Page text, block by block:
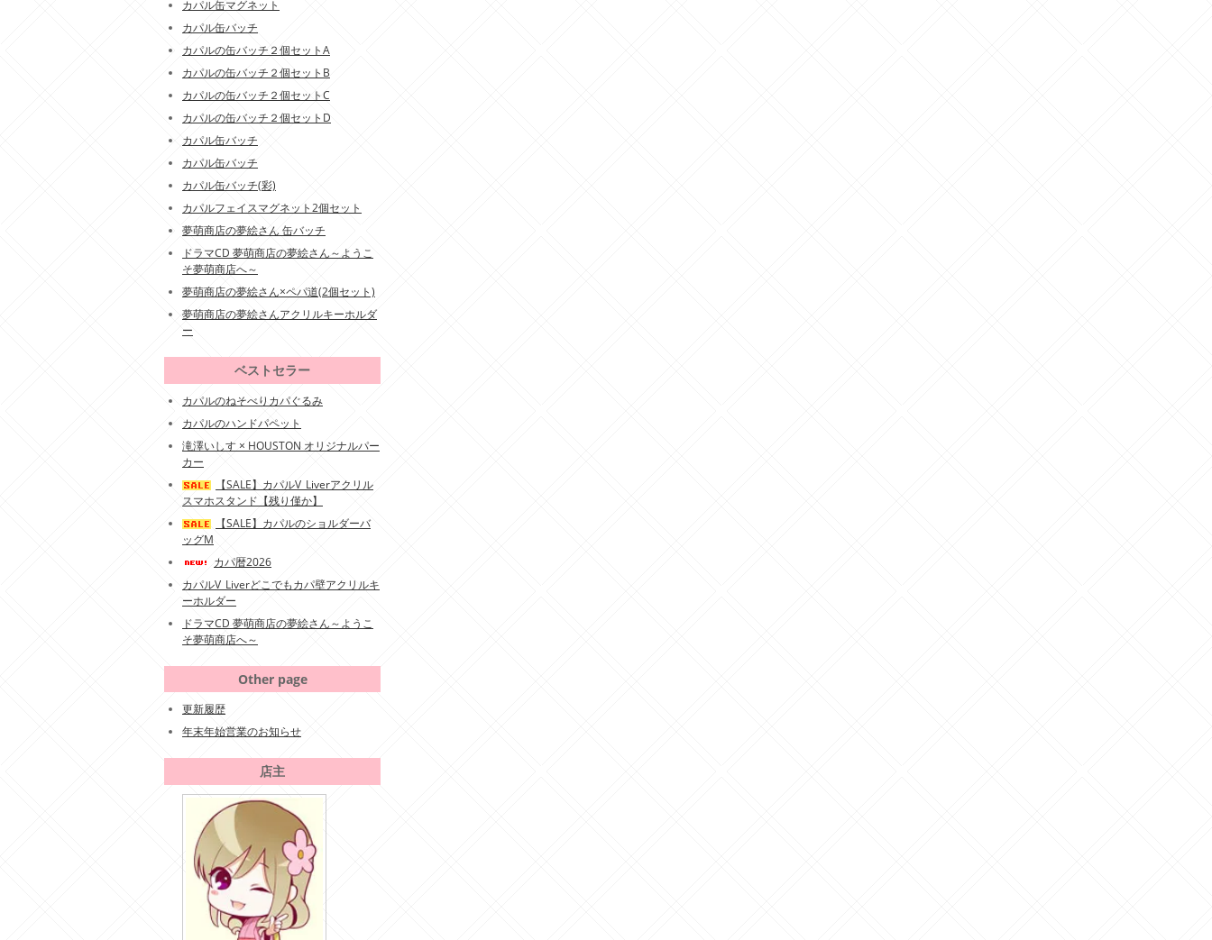
カパル缶マグネット
カパル缶バッチ
カパルの缶バッチ２個セットA
カパルの缶バッチ２個セットB
カパルの缶バッチ２個セットC
カパルの缶バッチ２個セットD
カパル缶バッチ
カパル缶バッチ
カパル缶バッチ(彩)
カパルフェイスマグネット2個セット
夢萌商店の夢絵さん 缶バッチ
ドラマCD 夢萌商店の夢絵さん～ようこ
そ夢萌商店へ～
夢萌商店の夢絵さん×ペパ道(2個セット)
夢萌商店の夢絵さんアクリルキーホルダ
ー
ベストセラー
カパルのねそべりカパぐるみ
カパルのハンドパペット
滝澤いしす × HOUSTON オリジナルパー
カー
【SALE】カパルV_Liverアクリル
スマホスタンド【残り僅か】
【SALE】カパルのショルダーバ
ッグM
カパ暦2026
カパルV_Liverどこでもカパ壁アクリルキ
ーホルダー
ドラマCD 夢萌商店の夢絵さん～ようこ
そ夢萌商店へ～
Other page
更新履歴
年末年始営業のお知らせ
店主